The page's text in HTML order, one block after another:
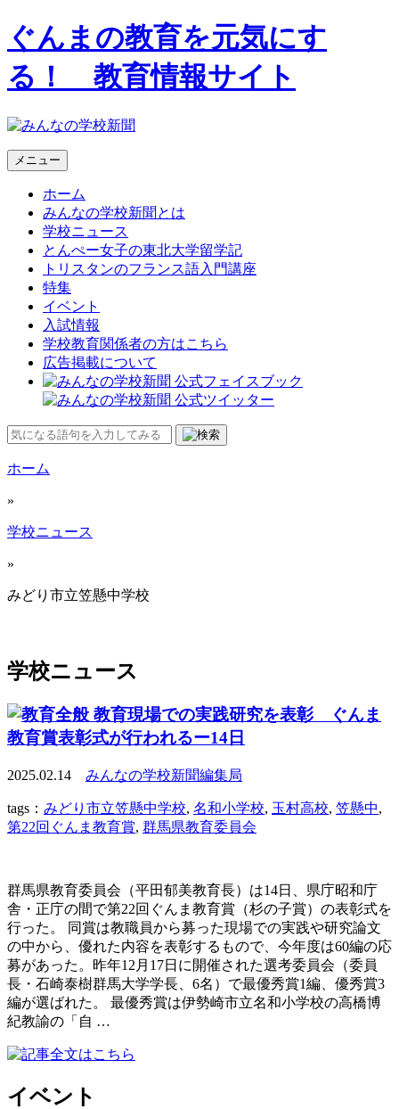
ぐんまの教育を元気にす
る！ 教育情報サイト
メニュー
ホーム
みんなの学校新聞とは
学校ニュース
とんぺー女子の東北大学留学記
トリスタンのフランス語入門講座
特集
イベント
入試情報
学校教育関係者の方はこちら
広告掲載について
ホーム
»
学校ニュース
»
みどり市立笠懸中学校
学校ニュース
教育現場での実践研究を表彰 ぐんま
教育賞表彰式が行われるー14日
2025.02.14 みんなの学校新聞編集局
tags： みどり市立笠懸中学校, 名和小学校, 玉村高校, 笠懸中,
第22回ぐんま教育賞, 群馬県教育委員会
群馬県教育委員会（平田郁美教育長）は14日、県庁昭和庁
舎・正庁の間で第22回ぐんま教育賞（杉の子賞）の表彰式を
行った。 同賞は教職員から募った現場での実践や研究論文
の中から、優れた内容を表彰するもので、今年度は60編の応
募があった。昨年12月17日に開催された選考委員会（委員
長・石崎泰樹群馬大学学長、6名）で最優秀賞1編、優秀賞3
編が選ばれた。 最優秀賞は伊勢崎市立名和小学校の高橋博
紀教諭の「自 …
イベント